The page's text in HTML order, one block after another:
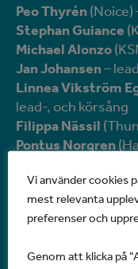
Peo Thyrén(Noice)
Stephan Guiance
Michael Alonzo
Jan Johansen–
Linnea Vikström
lead-, och körsång
Filippa Nässil
Pontus Norgren
körsång
Georg Härnsten
Roland Liljeskär–
Tim Sundberg–
Vi använder cookies
mest relevanta
preferenser och
Genom att klicka på